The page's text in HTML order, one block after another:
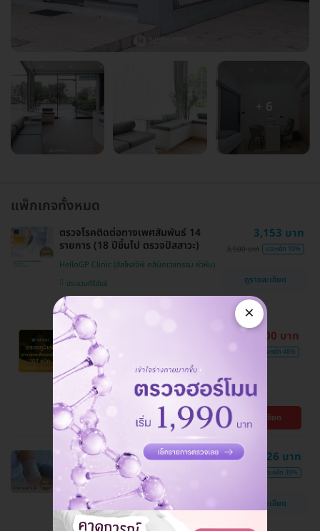
+ 6
แพ็กเกจทั้งหมด
ตรวจโรคติดต่อทางเพศสัมพันธ์ 14
รายการ (18 ปีขึ้นไป ตรวจปัสสาวะ)
HelloGP Clinic (ฮัลโหลจีพี คลินิกเวชกรรม หัวหิน)
ประจวบคีรีขันธ์
3,153 บาท
3,500 บาท ประหยัด 10%
ดูรายละเอียด
ถูกที่สุดในเว็บ
ตรวจหาสารก่อภูมิแพ้อาหารและสิ่ง
แวดล้อม 107 ชนิด (IgE Test) ด้วย
วิธีเจาะเลือด
HelloGP Clinic (ฮัลโหลจีพี คลินิกเวชกรรม
หัวหิน)
ประจวบคีรีขันธ์
3,100 บาท
ประหยัด 48%
ดูรายละเอียด
ฉีดยาคุมกำเนิดสำหรับผู้หญิง แบบ 3
เดือน 1 เข็ม
HelloGP Clinic (ฮัลโหลจีพี คลินิกเวชกรรม หัวหิน)
ประจวบคีรีขันธ์
426 บาท
ประหยัด 39%
ดูรายละเอียด
×